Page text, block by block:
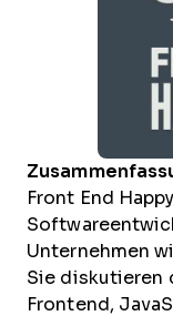
Front End
Unternehmen
Sie diskutieren
Frontend,